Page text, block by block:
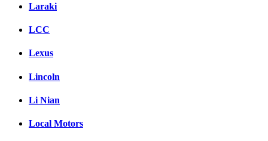
Laraki
LCC
Lexus
Lincoln
Li Nian
Local Motors